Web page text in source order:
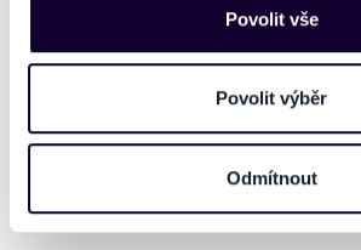
našich webových stránkách. Tyto
používáme např. k analýze
personalizaci obsahu a reklam. Tyto
také sdílet se svými partnery pro
a analýzy. Partneři tyto údaje mohou
dalšími informacemi, které jste jim
získali v důsledku toho, že používáte
Povolit vše
Povolit výběr
Odmítnout
potrebné v sekcii ``Môj účet`` - ``Moje
na refundáciu a vyplniť všetky požadované
aby si na stránke www.ticketportal.sk dokončil
pri zakúpení vstupeniek mu bola registrácia
vstupenky zaslané kuriérom je nutné ich
Ticketportal SK s.r.o., Kalinčiakova 33, 831 04